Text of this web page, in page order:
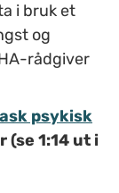
i bruk et
og
rådgiver
psykisk
(se 1:14 ut i